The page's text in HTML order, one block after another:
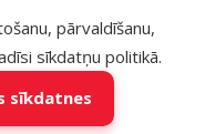
pārvaldīšanu,
sīkdatņu politikā.
sīkdatnes
Izdevīgi 🛍️
pieejams